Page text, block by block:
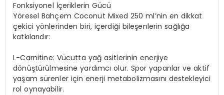
Fonksiyonel İçeriklerin Gücü
Yöresel Bahçem Coconut Mixed 250 ml’nin en dikkat
çekici yönlerinden biri, içerdiği bileşenlerin sağlığa
katkılarıdır:
L-Carnitine: Vücutta yağ asitlerinin enerjiye
dönüştürülmesine yardımcı olur. Spor yapanlar ve aktif
yaşam sürenler için enerji metabolizmasını destekleyici
rol oynayabilir.